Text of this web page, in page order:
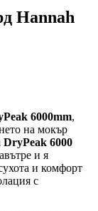
Hannah
6000mm,
на мокър
DryPeak 6000
и я
и комфорт
с